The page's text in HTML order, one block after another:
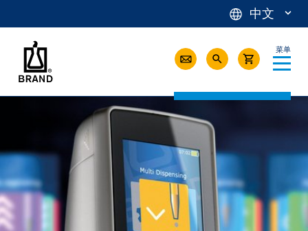
中文
菜单